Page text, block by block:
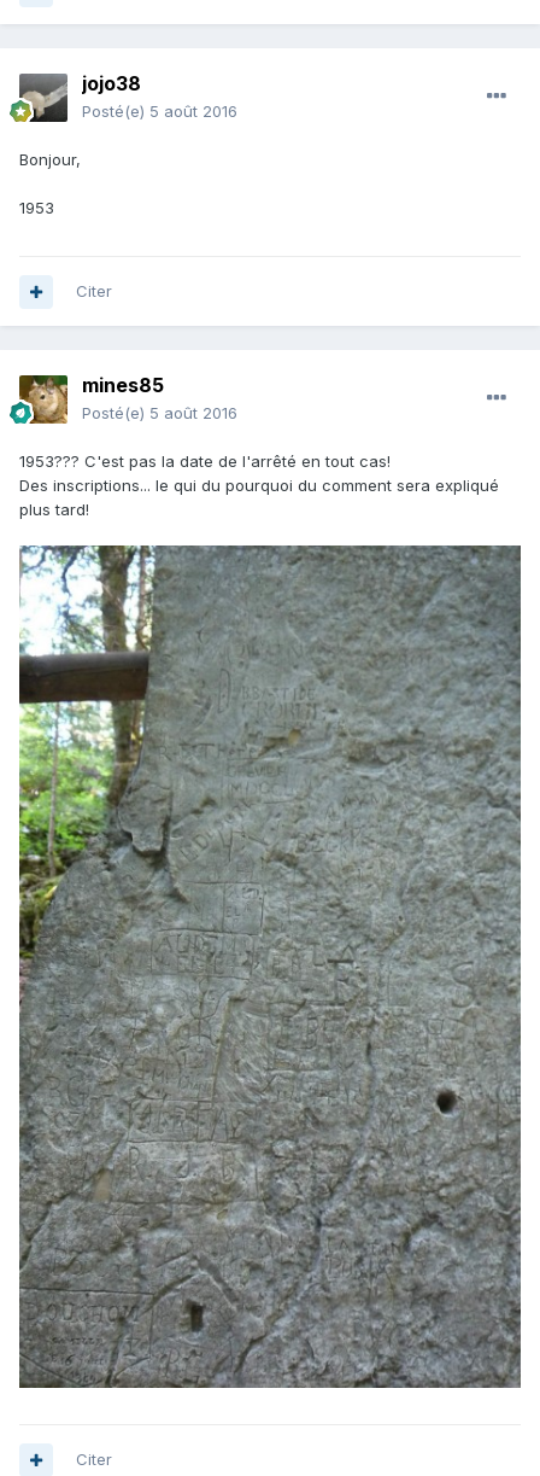
jojo38
Posté(e) 5 août 2016
Bonjour,
1953
Citer
mines85
Posté(e) 5 août 2016
1953??? C'est pas la date de l'arrêté en tout cas!
Des inscriptions... le qui du pourquoi du comment sera expliqué
plus tard!
Citer